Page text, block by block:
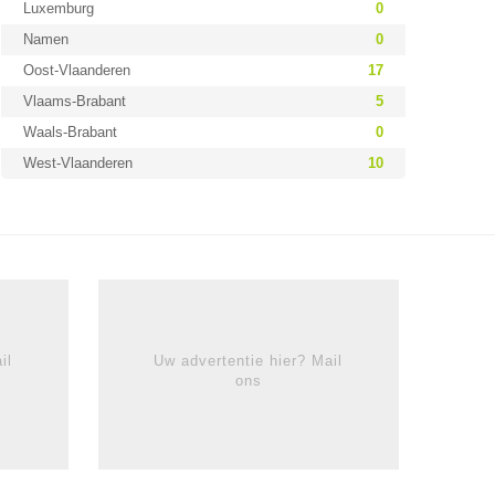
Luxemburg
0
Namen
0
Oost-Vlaanderen
17
Vlaams-Brabant
5
Waals-Brabant
0
West-Vlaanderen
10
Uw advertentie hier? Mail
ons